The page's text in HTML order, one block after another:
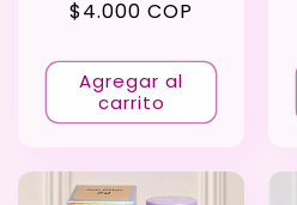
Precio
$4.000 COP
Agregar al
carrito